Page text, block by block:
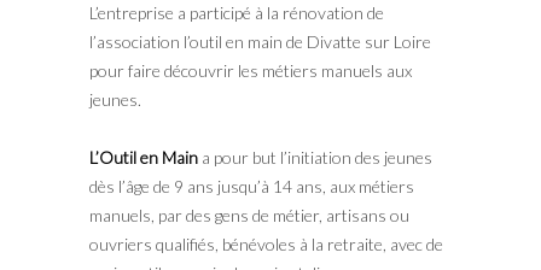
L’entreprise a participé à la rénovation de
l’association l’outil en main de Divatte sur Loire
pour faire découvrir les métiers manuels aux
jeunes.
L’Outil en Main a pour but l’initiation des jeunes
dès l’âge de 9 ans jusqu’à 14 ans, aux métiers
manuels, par des gens de métier, artisans ou
ouvriers qualifiés, bénévoles à la retraite, avec de